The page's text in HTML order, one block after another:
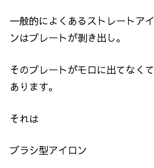
一般的によくあるストレートア
ンはプレートが剥き出し。
そのプレートがモロに出てなく
あります。
それは
ブラシ型アイロン